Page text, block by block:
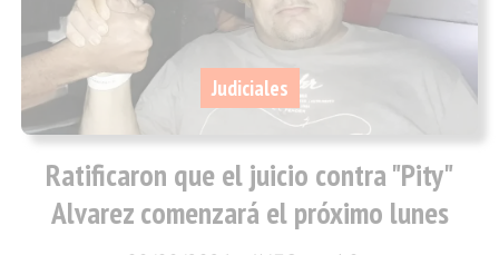
Ratificaron que el juicio contra "Pity"
Alvarez comenzará el próximo lunes
Judiciales